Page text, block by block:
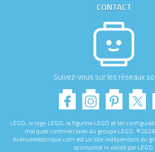
CONTACT
Suivez-vous sur les réseaux
LEGO, le logo LEGO, la figurine LEGO et les
marques commerciales du groupe LEGO.
Avenuedelabrique.com est un site indépendant du
sponsorisé ni validé par LEGO.